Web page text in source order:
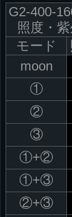
G2-400-
照度・
モード
moon
①
②
③
①+②
①+③
②+③